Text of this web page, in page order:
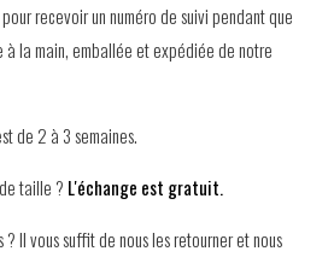
recevoir un numéro de suivi pendant que
la main, emballée et expédiée de notre
de 2 à 3 semaines.
taille ? L'échange est gratuit.
? Il vous suffit de nous les retourner et nous